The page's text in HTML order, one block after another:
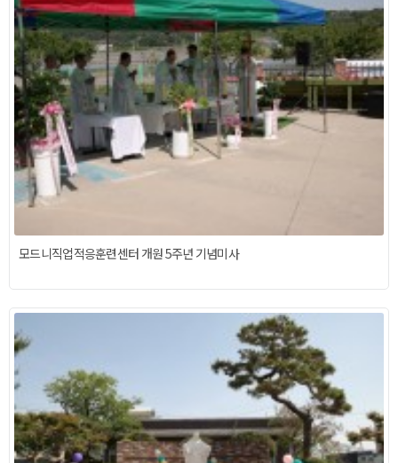
모드니직업적응훈련센터 개원 5주년 기념미사